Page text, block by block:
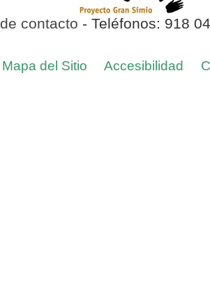
contacto - Teléfonos: 918
Mapa del Sitio Accesibilidad